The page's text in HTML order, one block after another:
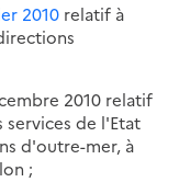
2010 relatif à
2010 relatif
services de l'Etat
d'outre-mer, à
;